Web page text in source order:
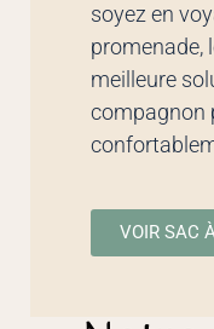
soyez en
promenade,
meilleure
compagnon
VOIR SAC